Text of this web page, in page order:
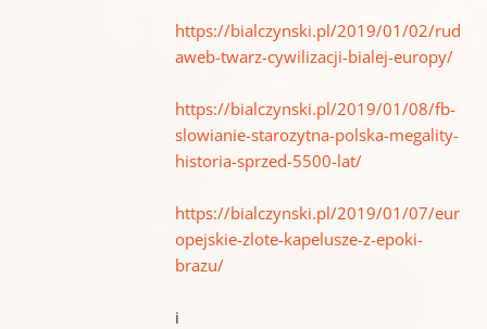
https://bialczynski.pl/2019/01/02/rud
aweb-twarz-cywilizacji-bialej-europy/
https://bialczynski.pl/2019/01/08/fb-
slowianie-starozytna-polska-megality-
historia-sprzed-5500-lat/
https://bialczynski.pl/2019/01/07/eur
opejskie-zlote-kapelusze-z-epoki-
brazu/
i